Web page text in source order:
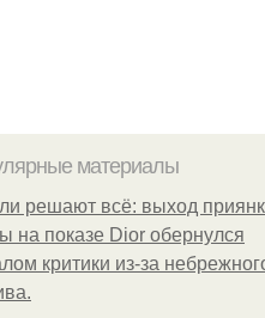
материалы
решают всё: выход
на показе Dior обернулся
критики из-за